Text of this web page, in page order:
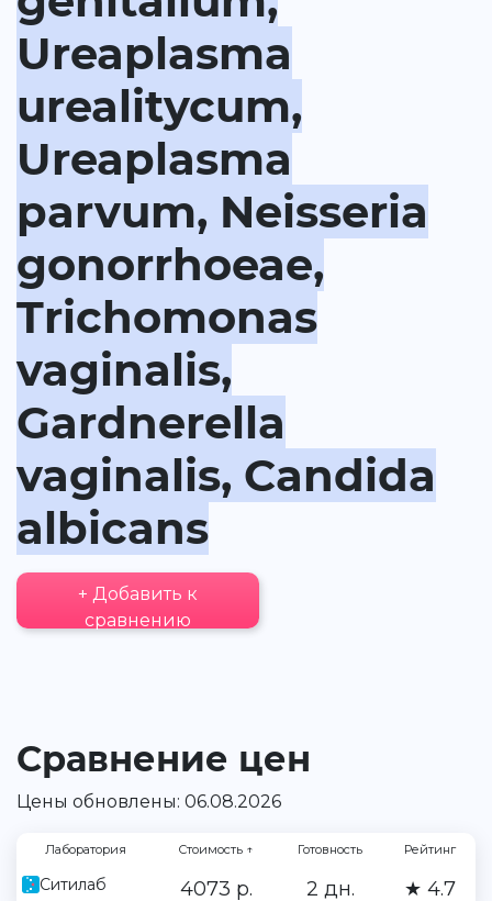
Ureaplasma
urealitycum,
Ureaplasma
parvum, Neisseria
gonorrhoeae,
Trichomonas
vaginalis,
Gardnerella
vaginalis, Candida
albicans
+ Добавить к
сравнению
Сравнение цен
Цены обновлены: 06.08.2026
Лаборатория Стоимость ↑ Готовность Рейтинг
Ситилаб 4073 р. 2 дн. ★ 4.7